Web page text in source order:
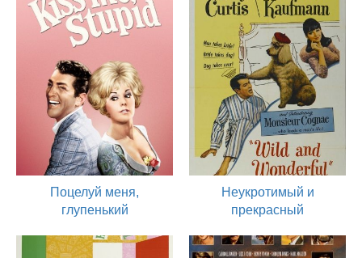
Поцелуй меня,
глупенький
оператор
Неукротимый и
прекрасный
оператор